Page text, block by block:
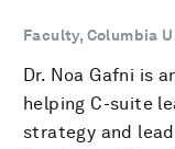
Faculty, Columbia
Dr. Noa Gafni is
helping C-suite
strategy and